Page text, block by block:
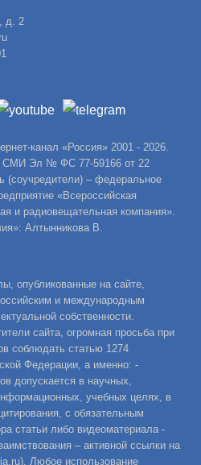
д. 2
канал «Россия» 2001 - 2026.
СМИ Эл № ФС 77-59166 от 22
(соучредители) – федеральное
«Всероссийская
и радиовещательная компания».
Алтынникова В.
опубликованные на сайте,
и международным
собственности.
сайта, огромная просьба при
соблюдать статью 1274
Федерации, а именно: -
допускается в научных,
учебных целях, в
с обязательным
статьи либо видеоматериала -
– активной ссылки на
Любое использование